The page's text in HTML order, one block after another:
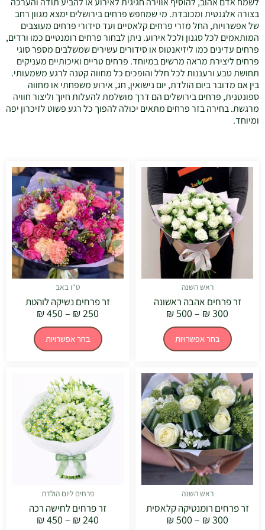
בצורה אלגנטית ומכובדת. מי שמחפש פרחים בירושלים ימצא מגוון רחב
של אפשרויות, החל מזרי פרחים קלאסיים ועד סידורי פרחים מעוצבים
המותאמים לכל סגנון ולכל אירוע. ניתן לבחור פרחים רומנטיים כמו ורדים,
פרחים עדינים כמו ליזיאנטוס או סידורים עשירים שמשלבים מספר סוגי
פרחים ליצירת מראה מרשים במיוחד. פרחים טריים ואיכותיים מעניקים
תחושת טבע ורעננות לכל חלל והופכים כל מחווה קטנה לרגע משמעותי.
בין אם מדובר ביום הולדת, יום נישואין, חג, אירוע משפחתי או מחווה
ספונטנית, פרחים בירושלים הם דרך מושלמת להעלות חיוך וליצור חוויה
מרגשת. בחירה בזר פרחים מתאים יכולה להפוך כל רגע פשוט לזיכרון יפה
ומיוחד.
ראש השנה
זר פרחים אהבה ראשונה
₪300
–
₪500
טווח
מחירים:
עד
בחר אפשרויות
למוצר
יש
מספר
סוגים.
ניתן
לבחור
את
האפשרויות
בעמוד
ט"ו באב
זר פרחים נשיקה לוהטת
₪250
–
₪450
טווח
מחירים:
עד
בחר אפשרויות
למוצר
זה
יש
מספר
סוגים.
ניתן
לבחור
את
בעמוד
ראש השנה
זר פרחים רומנטיקה קלאסית
₪300
–
₪500
טווח
מחירים:
עד
למוצר
זה
יש
מספר
סוגים.
ניתן
לבחור
את
האפשרויות
בעמוד
פרחים ליום הולדת
זר פרחים לחישה רכה
₪240
–
₪450
עדמספר
סוגים.
ניתן